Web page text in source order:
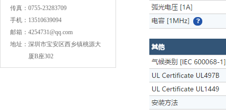
传真： 0755-23283709
手机： 13510639094
邮箱： 4254731@qq.com
地址： 深圳市宝安区西乡镇桃源大
厦B座302